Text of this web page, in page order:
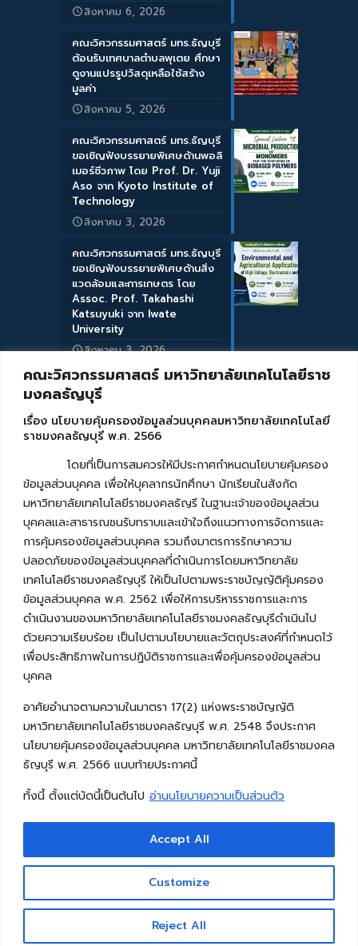
คณะวิศวกรรมศาสตร์ มหาวิทยาลัยเทคโนโลยีราช
มงคลธัญบุรี
เรื่อง นโยบายคุ้มครองข้อมูลส่วนบุคคลมหาวิทยาลัยเทคโนโลยี
ราชมงคลธัญบุรี พ.ศ. 2566
โดยที่เป็นการสมควรให้มีประกาศกำหนดนโยบายคุ้มครอง
ข้อมูลส่วนบุคคล เพื่อให้บุคลากรนักศึกษา นักเรียนในสังกัด
มหาวิทยาลัยเทคโนโลยีราชมงคลธัญรี ในฐานะเจ้าของข้อมูลส่วน
บุคคลและสาธารณชนรับทราบและเข้าใจถึงแนวทางการจัดการและ
การคุ้มครองข้อมูลส่วนบุคคล รวมถึงมาตรการรักษาความ
ปลอดภัยของข้อมูลส่วนบุคคลที่ดำเนินการโดยมหาวิทยาลัย
เทคโนโลยีราชมงคลธัญบุรี ให้เป็นไปตามพระราชบัญญัติคุ้มครอง
ข้อมูลส่วนบุคคล พ.ศ. 2562 เพื่อให้การบริหารราชการและการ
ดำเนินงานของมหาวิทยาลัยเทคโนโลยีราชมงคลธัญบุรีดำเนินไป
ด้วยความเรียบร้อย เป็นไปตามนโยบายและวัตถุประสงค์ที่กำหนดไว้
เพื่อประสิทธิภาพในการปฏิบัติราชการและเพื่อคุ้มครองข้อมูลส่วน
บุคคล
อาศัยอำนาจตามความในมาตรา 17(2) แห่งพระราชบัญญัติ
มหาวิทยาลัยเทคโนโลยีราชมงคลธัญบุรี พ.ศ. 2548 จึงประกาศ
นโยบายคุ้มครองข้อมูลส่วนบุคคล มหาวิทยาลัยเทคโนโลยีราชมงคล
ธัญบุรี พ.ศ. 2566 แนบท้ายประกาศนี้
ทั้งนี้ ตั้งแต่บัดนี้เป็นต้นไป อ่านนโยบายความเป็นส่วนตัว
Customize
Reject All
Accept All
สิงหาคม 6, 2026
คณะวิศวกรรมศาสตร์ มทร.ธัญบุรี
ต้อนรับเทศบาลตำบลพุเตย ศึกษา
ดูงานแปรรูปวัสดุเหลือใช้สร้าง
มูลค่า
สิงหาคม 5, 2026
คณะวิศวกรรมศาสตร์ มทร.ธัญบุรี
ขอเชิญฟังบรรยายพิเศษด้านพอลิ
เมอร์ชีวภาพ โดย Prof. Dr. Yuji
Aso จาก Kyoto Institute of
Technology
สิงหาคม 3, 2026
คณะวิศวกรรมศาสตร์ มทร.ธัญบุรี
ขอเชิญฟังบรรยายพิเศษด้านสิ่ง
แวดล้อมและการเกษตร โดย
Assoc. Prof. Takahashi
Katsuyuki จาก Iwate
University
สิงหาคม 3, 2026
Copyright © 2026 คณะวิศวกรรมศาสตร์ มหาวิทยาลัย
เทคโนโลยีราชมงคลธัญบุรี